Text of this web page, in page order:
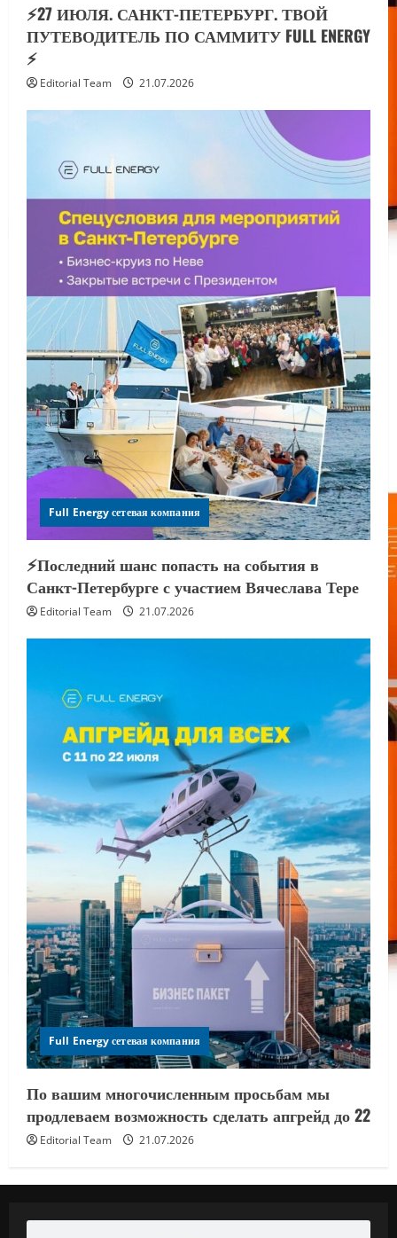
⚡️27 ИЮЛЯ. САНКТ-ПЕТЕРБУРГ. ТВОЙ
ПУТЕВОДИТЕЛЬ ПО САММИТУ FULL ENERGY
⚡️
Editorial Team 21.07.2026
Full Energy сетевая компания
⚡️Последний шанс попасть на события в
Санкт-Петербурге с участием Вячеслава Тере
Editorial Team 21.07.2026
Full Energy сетевая компания
По вашим многочисленным просьбам мы
продлеваем возможность сделать апгрейд до 22
Editorial Team 21.07.2026